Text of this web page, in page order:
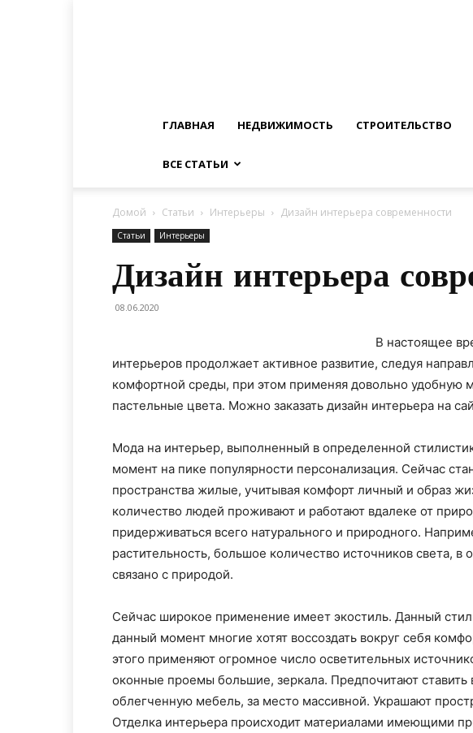
ГЛАВНАЯ НЕДВИЖИМОСТЬ СТРОИТЕЛЬСТВО
ВСЕ СТАТЬИ
Домой Статьи Интерьеры Дизайн интерьера современности
Статьи Интерьеры
Дизайн интерьера
08.06.2020
В настоящее
интерьеров продолжает активное развитие, следуя
комфортной среды, при этом применяя довольно удобную
пастельные цвета. Можно заказать дизайн интерьера на
Мода на интерьер, выполненный в определенной
момент на пике популярности персонализация. Сейчас
пространства жилые, учитывая комфорт личный и образ
количество людей проживают и работают вдалеке от
придерживаться всего натурального и природного.
растительность, большое количество источников света, в
связано с природой.
Сейчас широкое применение имеет экостиль. Данный
данный момент многие хотят воссоздать вокруг себя
этого применяют огромное число осветительных
оконные проемы большие, зеркала. Предпочитают ставить
облегченную мебель, за место массивной. Украшают
Отделка интерьера происходит материалами имеющими